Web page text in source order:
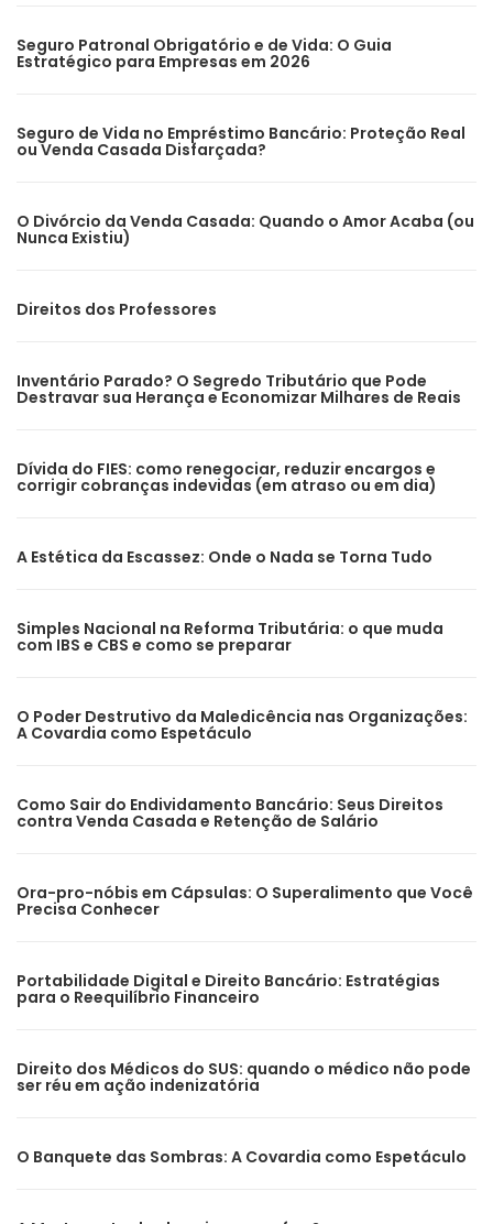
Seguro Patronal Obrigatório e de Vida: O Guia
Estratégico para Empresas em 2026
Seguro de Vida no Empréstimo Bancário: Proteção Real
ou Venda Casada Disfarçada?
O Divórcio da Venda Casada: Quando o Amor Acaba (ou
Nunca Existiu)
Direitos dos Professores
Inventário Parado? O Segredo Tributário que Pode
Destravar sua Herança e Economizar Milhares de Reais
Dívida do FIES: como renegociar, reduzir encargos e
corrigir cobranças indevidas (em atraso ou em dia)
A Estética da Escassez: Onde o Nada se Torna Tudo
Simples Nacional na Reforma Tributária: o que muda
com IBS e CBS e como se preparar
O Poder Destrutivo da Maledicência nas Organizações:
A Covardia como Espetáculo
Como Sair do Endividamento Bancário: Seus Direitos
contra Venda Casada e Retenção de Salário
Ora-pro-nóbis em Cápsulas: O Superalimento que Você
Precisa Conhecer
Portabilidade Digital e Direito Bancário: Estratégias
para o Reequilíbrio Financeiro
Direito dos Médicos do SUS: quando o médico não pode
ser réu em ação indenizatória
O Banquete das Sombras: A Covardia como Espetáculo